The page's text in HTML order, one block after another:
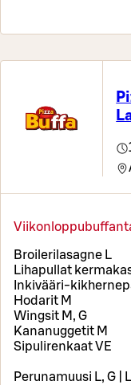
Broilerilasagne L
Lihapullat
Inkivääri-
Hodarit M
Wingsit M, G
Kananuggetit M
Sipulirenkaat VE
Perunamuusi L, G |